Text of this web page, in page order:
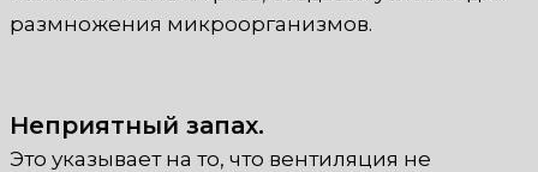
размножения микроорганизмов.
Неприятный запах.
Это указывает на то, что вентиляция не